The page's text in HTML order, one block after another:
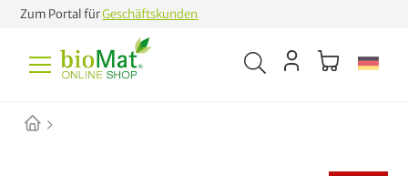
Zum Portal fürGeschäftskunden